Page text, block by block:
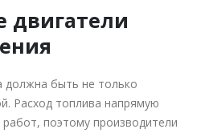
двигатели
должна быть не только
Расход топлива напрямую
поэтому производители